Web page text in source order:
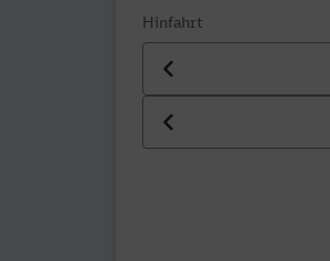
Hinfahrt
Datum der Hinfahrt
Uhrzeit der Hinfahrt